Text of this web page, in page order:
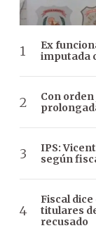
Ex
imputada
Con
IPS:
según
Fiscal
titulares
recusado